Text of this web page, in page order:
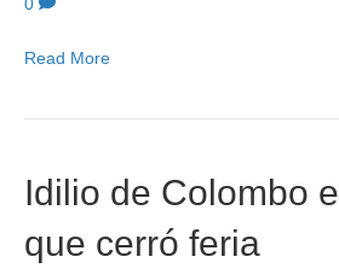
Read More
Idilio de Colombo
que cerró feria